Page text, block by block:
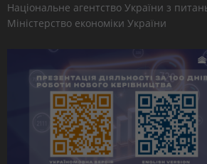
Національне агентство України з
Міністерство економіки України